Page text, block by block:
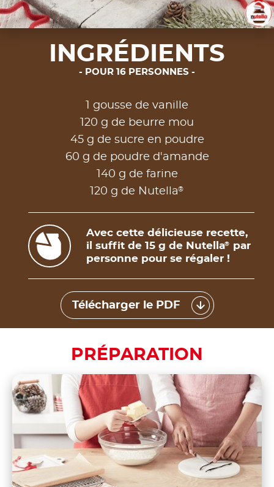
INGRÉDIENTS
POUR 16 PERSONNES
1 gousse de vanille
120 g de beurre mou
45 g de sucre en poudre
60 g de poudre d'amande
140 g de farine
120 g de Nutella®
Avec cette délicieuse recette,
il suffit de 15 g de Nutella®
par
personne pour se régaler !
Télécharger le PDF
PRÉPARATION